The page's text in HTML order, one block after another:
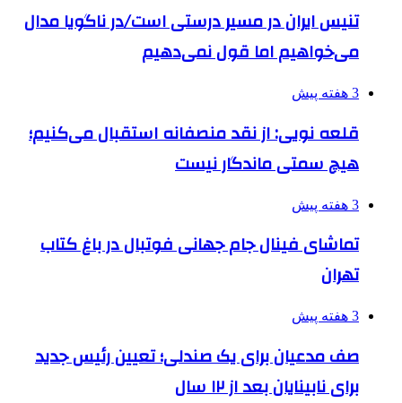
تنیس ایران در مسیر درستی است/در ناگویا مدال
می‌خواهیم اما قول نمی‌دهیم
3 هفته پیش
قلعه نویی: از نقد منصفانه استقبال می‌کنیم؛
هیچ سمتی ماندگار نیست
3 هفته پیش
تماشای فینال جام جهانی فوتبال در باغ کتاب
تهران
3 هفته پیش
صف مدعیان برای یک صندلی؛ تعیین رئیس جدید
برای نابینایان بعد از ۱۲ سال